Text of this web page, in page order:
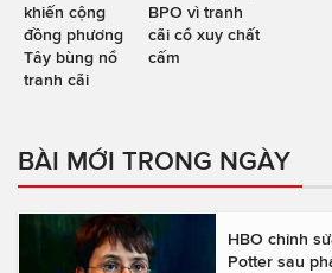
khiến cộng
đồng phương
Tây bùng nổ
tranh cãi
BPO vì tranh
cãi cổ xuy chất
cấm
BÀI MỚI TRONG NGÀY
HBO chỉnh
Potter sau